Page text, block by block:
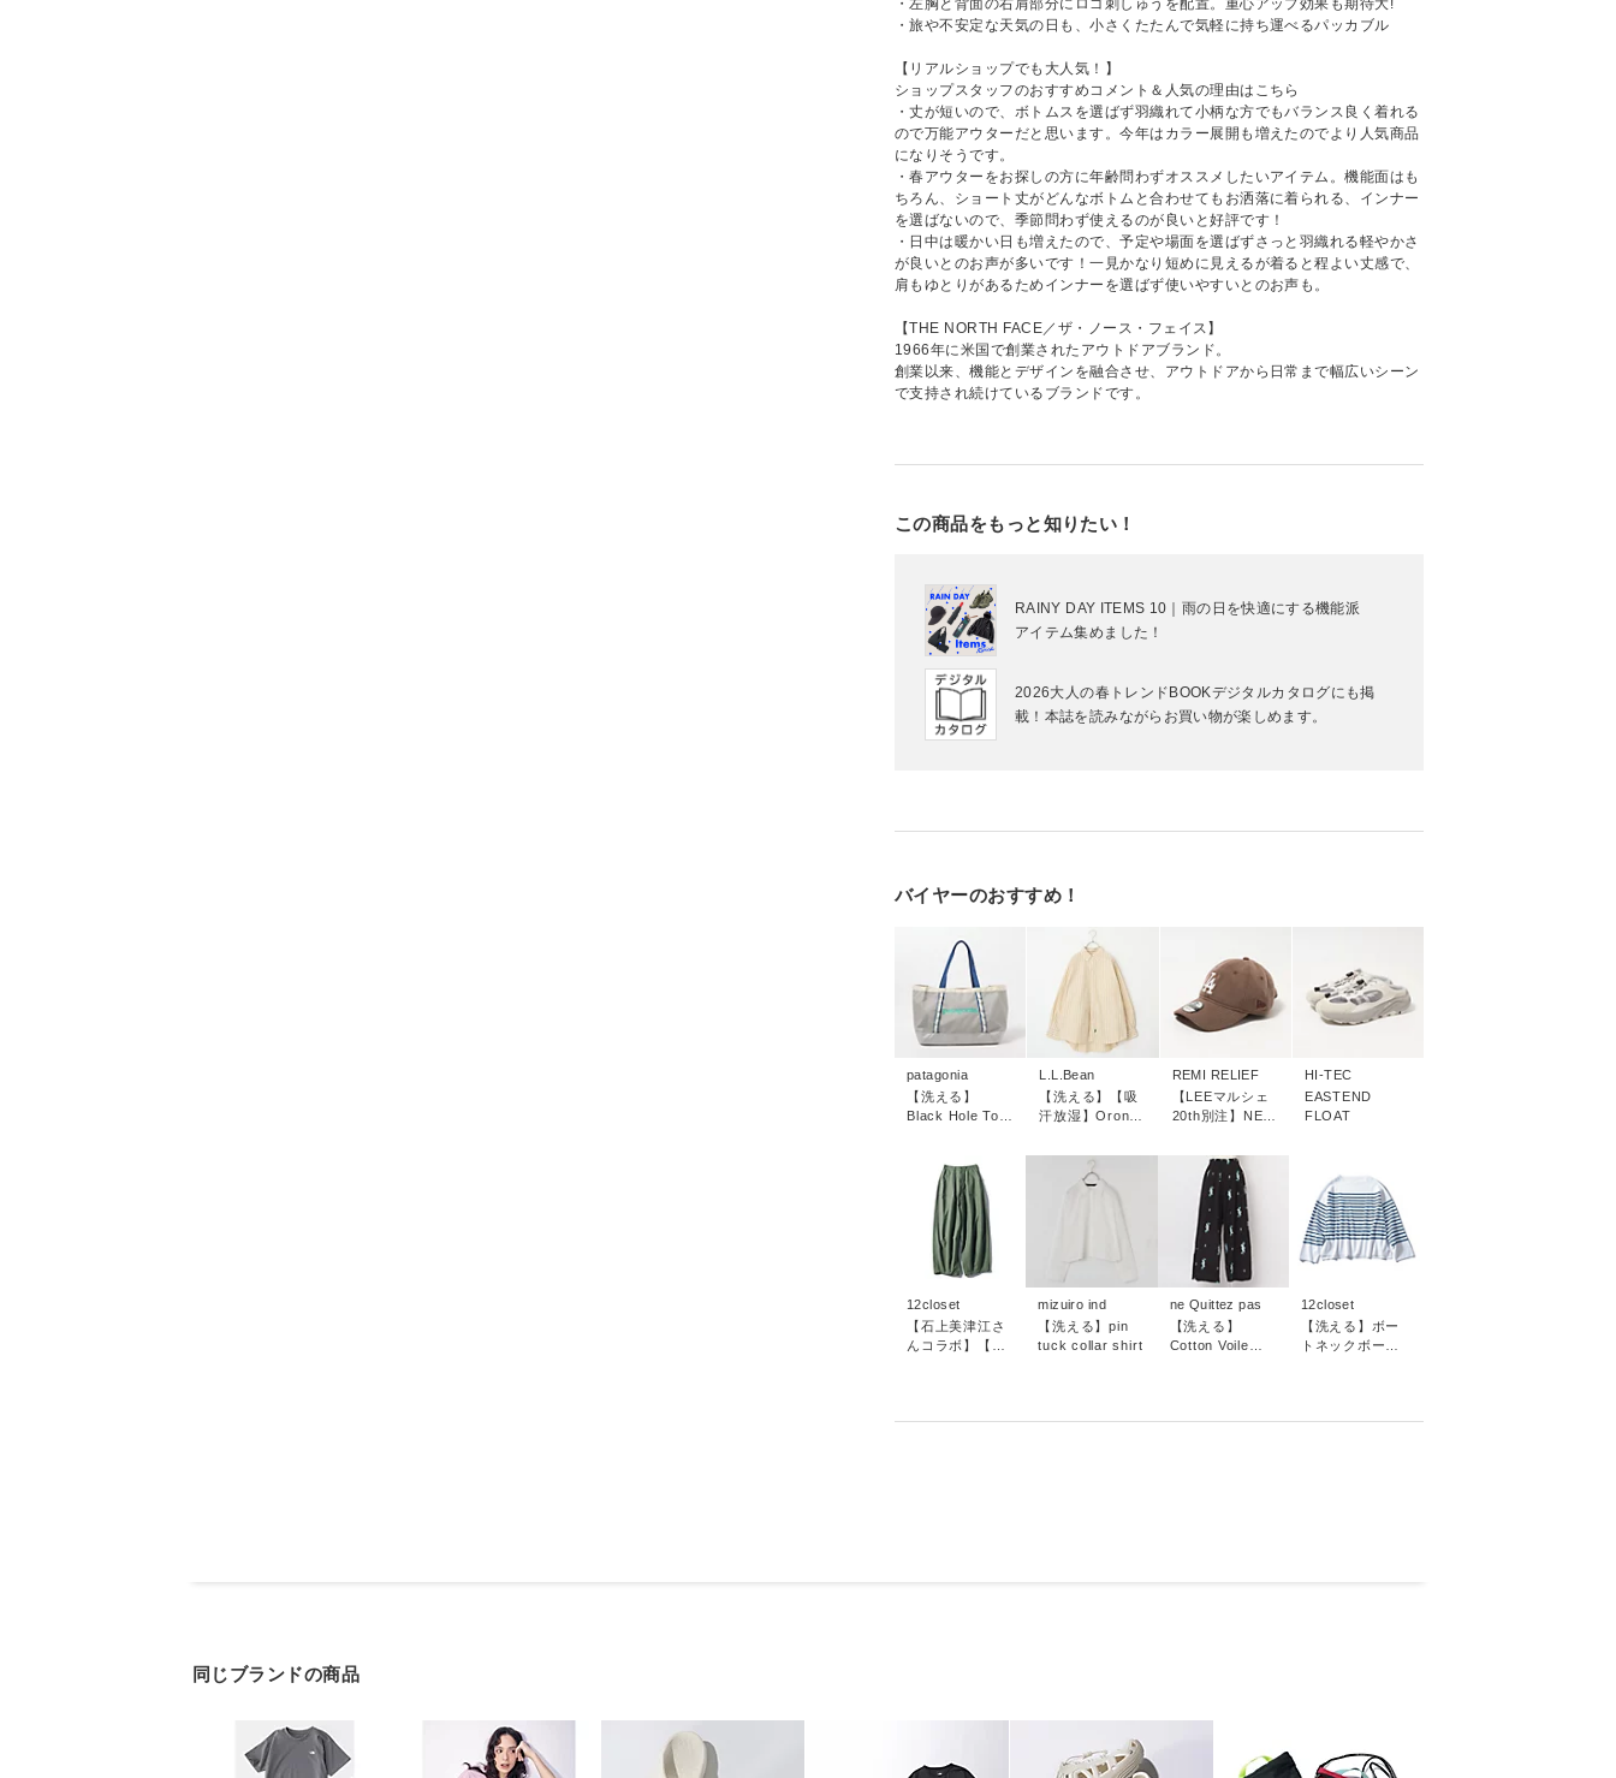
・左胸と背面の右肩部分にロゴ刺しゅうを配置。重心アップ効果も期待大!
・旅や不安定な天気の日も、小さくたたんで気軽に持ち運べるパッカブル
【リアルショップでも大人気！】
ショップスタッフのおすすめコメント＆人気の理由はこちら
・丈が短いので、ボトムスを選ばず羽織れて小柄な方でもバランス良く着れる
ので万能アウターだと思います。今年はカラー展開も増えたのでより人気商品
になりそうです。
・春アウターをお探しの方に年齢問わずオススメしたいアイテム。機能面はも
ちろん、ショート丈がどんなボトムと合わせてもお洒落に着られる、インナー
を選ばないので、季節問わず使えるのが良いと好評です！
・日中は暖かい日も増えたので、予定や場面を選ばずさっと羽織れる軽やかさ
が良いとのお声が多いです！一見かなり短めに見えるが着ると程よい丈感で、
肩もゆとりがあるためインナーを選ばず使いやすいとのお声も。
【THE NORTH FACE／ザ・ノース・フェイス】
1966年に米国で創業されたアウトドアブランド。
創業以来、機能とデザインを融合させ、アウトドアから日常まで幅広いシーン
で支持され続けているブランドです。
この商品をもっと知りたい！
RAINY DAY ITEMS 10｜雨の日を快適にする機能派
アイテム集めました！
2026大人の春トレンドBOOKデジタルカタログにも掲
載！本誌を読みながらお買い物が楽しめます。
バイヤーのおすすめ！
patagonia
【洗える】
Black Hole Tote
L.L.Bean
【洗える】【吸
汗放湿】Orono
Shirt
REMI RELIEF
【LEEマルシェ
20th別注】NEW
HI-TEC
EASTEND
FLOAT
12closet
【石上美津江さ
んコラボ】【洗
mizuiro ind
【洗える】pin
tuck collar shirt
ne Quittez pas
【洗える】
Cotton Voile
12closet
【洗える】ボー
トネックボーダ
同じブランドの商品